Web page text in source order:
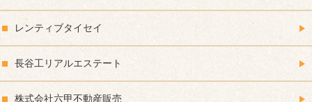
レンティブタイセイ
長谷工リアルエステート
株式会社六甲不動産販売